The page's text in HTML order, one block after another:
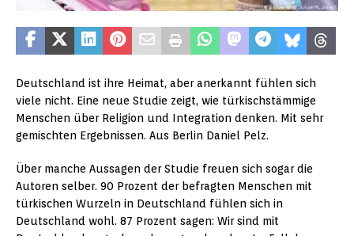
Deutschland ist ihre Heimat, aber anerkannt fühlen sich
viele nicht. Eine neue Studie zeigt, wie türkischstämmige
Menschen über Religion und Integration denken. Mit sehr
gemischten Ergebnissen. Aus Berlin Daniel Pelz.
Über manche Aussagen der Studie freuen sich sogar die
Autoren selber. 90 Prozent der befragten Menschen mit
türkischen Wurzeln in Deutschland fühlen sich in
Deutschland wohl. 87 Prozent sagen: Wir sind mit